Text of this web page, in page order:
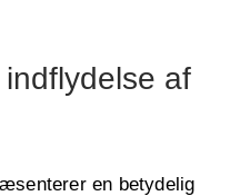
af
en betydelig